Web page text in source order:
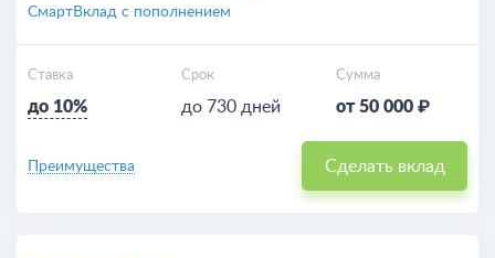
СмартВклад с пополнением
Ставка
до 10%
Срок
до 730 дней
Сумма
от 50 000 ₽
Преимущества Сделать вклад